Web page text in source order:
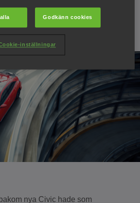
modell är.
nya Civic hade som
Godkänn cookies
inställningar